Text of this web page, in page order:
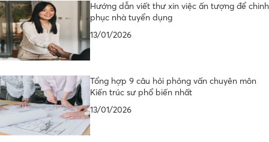
Hướng dẫn viết thư xin việc ấn tượng để chinh
phục nhà tuyển dụng
13/01/2026
Tổng hợp 9 câu hỏi phỏng vấn chuyên môn
Kiến trúc sư phổ biến nhất
13/01/2026